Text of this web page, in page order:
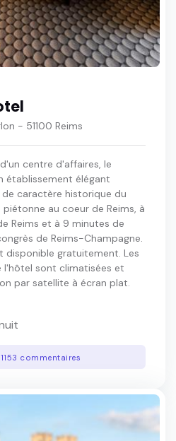
- 51100 Reims
centre d'affaires, le
établissement élégant
caractère historique du
piétonne au coeur de Reims, à
Reims et à 9 minutes de
de Reims-Champagne.
disponible gratuitement. Les
l'hôtel sont climatisées et
par satellite à écran plat.
commentaires